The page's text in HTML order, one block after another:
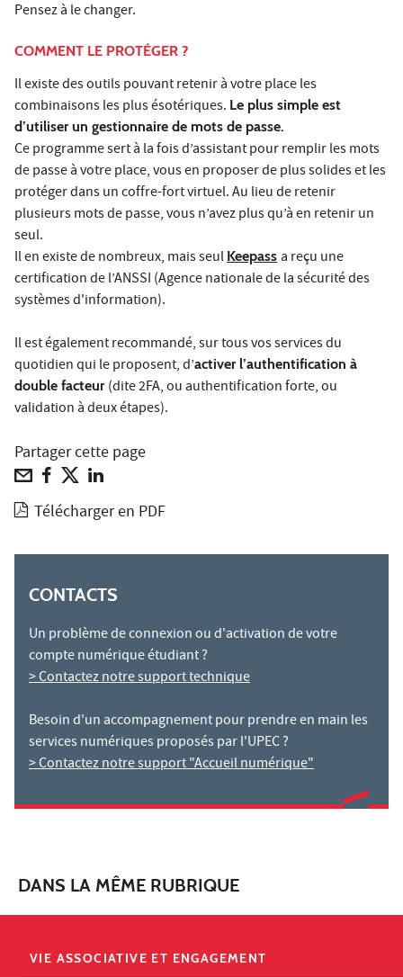
Pensez à le changer.
COMMENT LE PROTÉGER ?
Il existe des outils pouvant retenir à votre place les
combinaisons les plus ésotériques. Le plus simple est
d’utiliser un gestionnaire de mots de passe.
Ce programme sert à la fois d’assistant pour remplir les mots
de passe à votre place, vous en proposer de plus solides et les
protéger dans un coffre-fort virtuel. Au lieu de retenir
plusieurs mots de passe, vous n’avez plus qu’à en retenir un
seul.
Il en existe de nombreux, mais seul Keepass a reçu une
certification de l’ANSSI (Agence nationale de la sécurité des
systèmes d'information).
Il est également recommandé, sur tous vos services du
quotidien qui le proposent, d’activer l’authentification à
double facteur (dite 2FA, ou authentification forte, ou
validation à deux étapes).
Partager cette page
Télécharger en PDF
CONTACTS
Un problème de connexion ou d'activation de votre
compte numérique étudiant ?
> Contactez notre support technique
Besoin d'un accompagnement pour prendre en main les
services numériques proposés par l'UPEC ?
> Contactez notre support "Accueil numérique"
DANS LA MÊME RUBRIQUE
VIE ASSOCIATIVE ET ENGAGEMENT